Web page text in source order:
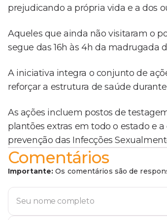
prejudicando a própria vida e a dos
Aqueles que ainda não visitaram o
segue das 16h às 4h da madrugada
A iniciativa integra o conjunto de
reforçar a estrutura de saúde durante
As ações incluem postos de
plantões extras em todo o estado e
prevenção das Infecções
Comentários
Importante: Os comentários são de